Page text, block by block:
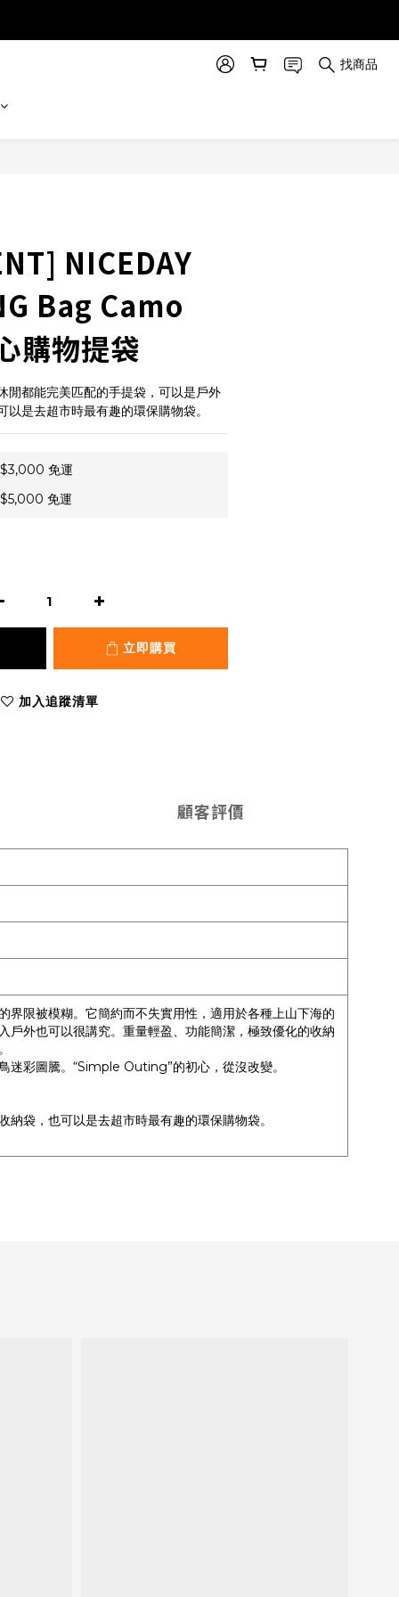
找商品
NICEDAY
Bag Camo
購物提袋
閒都能完美匹配的手提袋，可以是戶外
是去超市時最有趣的環保購物袋。
免運
免運
立即購買
加入追蹤清單
顧客評價
限被模糊。它簡約而不失實用性，適用於各種上山下海的
外也可以很講究。重量輕盈、功能簡潔，極致優化的收納
迷彩圖騰。“Simple Outing”的初心，從沒改變。
袋，也可以是去超市時最有趣的環保購物袋。
立即購買